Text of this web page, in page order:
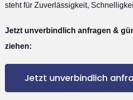
steht für Zuverlässigkeit,
Jetzt unverbindlich anfragen &
ziehen:
Jetzt unverbindlich